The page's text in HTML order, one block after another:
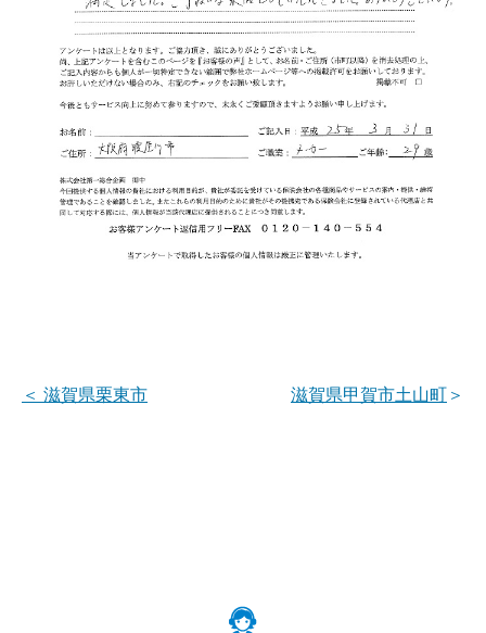
＜ 滋賀県栗東市 ＞
滋賀県甲賀市土山町